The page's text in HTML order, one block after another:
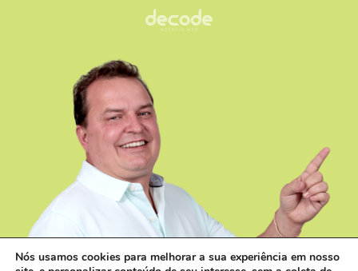
Nós usamos cookies para melhorar a sua experiência em nosso